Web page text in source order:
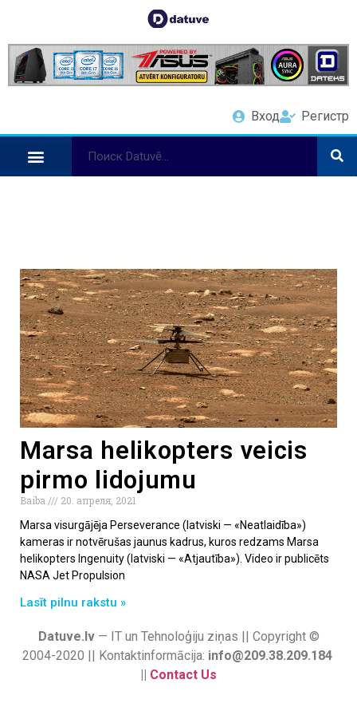
Вход Регистр
Marsa helikopters veicis
pirmo lidojumu
Baiba
20. апреля, 2021
Marsa visurgājēja Perseverance (latviski — «Neatlaidība»)
kameras ir notvērušas jaunus kadrus, kuros redzams Marsa
helikopters Ingenuity (latviski — «Atjautība»). Video ir publicēts
NASA Jet Propulsion
Lasīt pilnu rakstu »
Datuve.lv— IT un Tehnoloģiju ziņas || Copyright ©
2004-2020 || Kontaktinformācija: info@209.38.209.184
|| Contact Us